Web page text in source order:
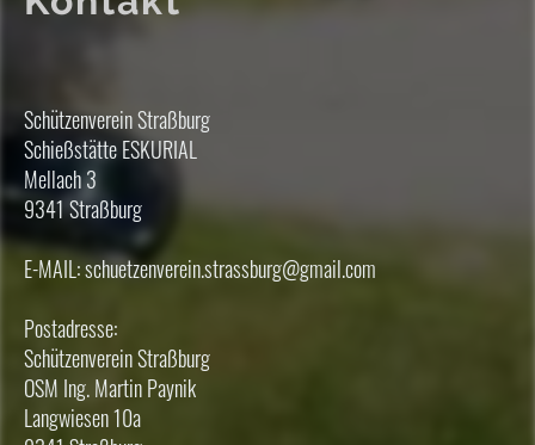
Schützenverein Straßburg
Schießstätte ESKURIAL
Mellach 3
9341 Straßburg
E-MAIL: schuetzenverein.strassburg@gmail.com
Postadresse:
Schützenverein Straßburg
OSM Ing. Martin Paynik
Langwiesen 10a